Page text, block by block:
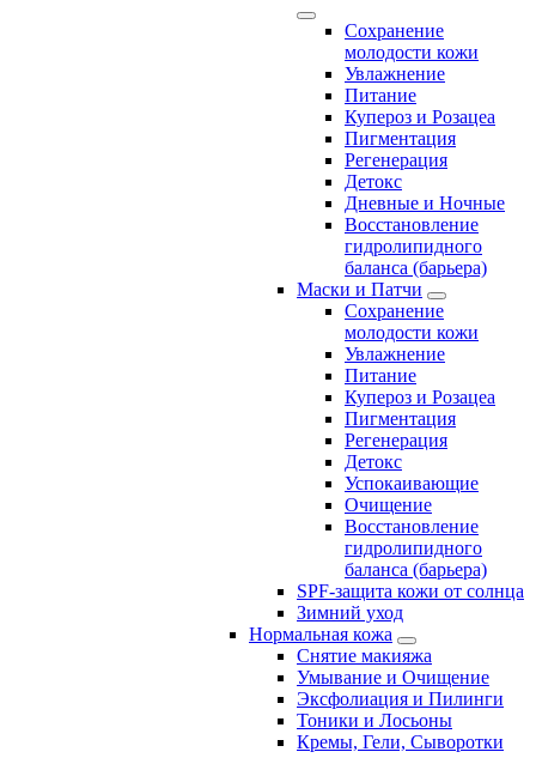
Сохранение
молодости кожи
Увлажнение
Питание
Купероз и Розацеа
Пигментация
Регенерация
Детокс
Дневные и Ночные
Восстановление
гидролипидного
баланса (барьера)
Маски и Патчи
Сохранение
молодости кожи
Увлажнение
Питание
Купероз и Розацеа
Пигментация
Регенерация
Детокс
Успокаивающие
Очищение
Восстановление
гидролипидного
баланса (барьера)
SPF-защита кожи от солнца
Зимний уход
Нормальная кожа
Снятие макияжа
Умывание и Очищение
Эксфолиация и Пилинги
Тоники и Лосьоны
Кремы, Гели, Сыворотки